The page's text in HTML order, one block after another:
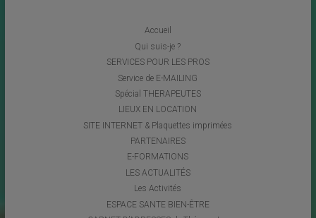
Accueil
Qui suis-je ?
SERVICES POUR LES PROS
Service de E-MAILING
Spécial THERAPEUTES
LIEUX EN LOCATION
SITE INTERNET & Plaquettes imprimées
PARTENAIRES
E-FORMATIONS
LES ACTUALITÉS
Les Activités
ESPACE SANTE BIEN-ÊTRE